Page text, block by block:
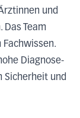
und
Team
Fachwissen.
Diagnose-
Sicherheit und